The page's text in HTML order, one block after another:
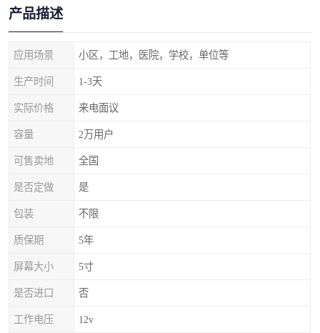
产品描述
应用场景 小区，工地，医院，学校，单位等
生产时间 1-3天
实际价格 来电面议
容量 2万用户
可售卖地 全国
是否定做 是
包装 不限
质保期 5年
屏幕大小 5寸
是否进口 否
工作电压 12v